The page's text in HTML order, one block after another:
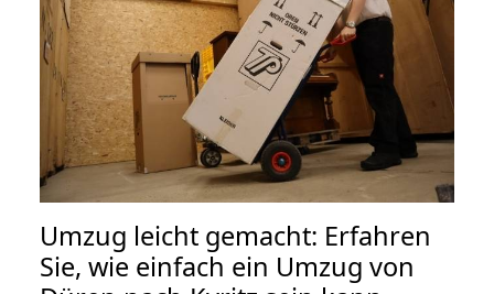
Umzug leicht gemacht: Erfahren
Sie, wie einfach ein Umzug von